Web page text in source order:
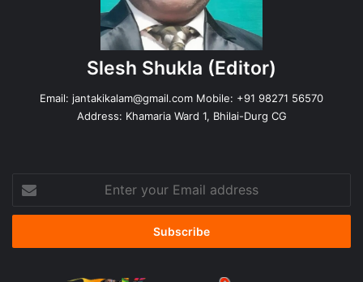
Slesh Shukla (Editor)
Email: jantakikalam@gmail.com Mobile: +91 98271 56570
Address: Khamaria Ward 1, Bhilai-Durg CG
your
Email